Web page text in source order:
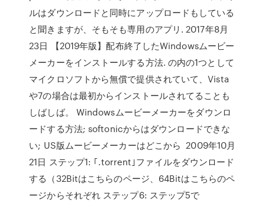
ルはダウンロードと同時にアップロードもしている
と聞きますが、そもそも専用のアプリ. 2017年8月
23日 【2019年版】配布終了したWindowsムービー
メーカーをインストールする方法. の内の1つとして
マイクロソフトから無償で提供されていて、Vista
や7の場合は最初からインストールされてることも
しばしば。 Windowsムービーメーカーをダウンロ
ードする方法; softonicからはダウンロードできな
い; US版ムービーメーカーはどこから 2009年10月
21日 ステップ1: ｢.torrent｣ファイルをダウンロード
する（32Bitはこちらのページ、64Bitはこちらのペ
ージからそれぞれ ステップ6: ステップ5で